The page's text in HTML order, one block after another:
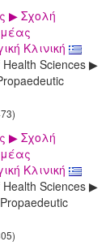
▶ Σχολή
Κλινική
Sciences ▶
▶ Σχολή
Κλινική
Sciences ▶